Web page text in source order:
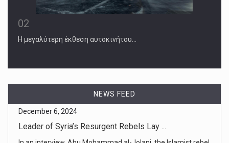
02
Η μεγαλύτερη έκθεση αυτοκινήτου…
NEWS FEED
December 7, 2024
Iran Accelerates Production of Near-Bo ...